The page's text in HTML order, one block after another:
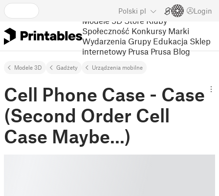
Polski pl Login
Modele 3D Store Kluby
Społeczność Konkursy Marki
Wydarzenia Grupy Edukacja Sklep
internetowy Prusa Prusa Blog
Modele 3D Gadżety Urządzenia mobilne
Cell Phone Case - Case
(Second Order Cell
Case Maybe...)